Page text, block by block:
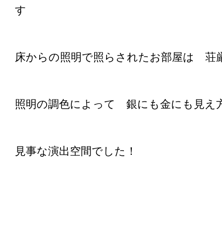
す
床からの照明で照らされたお部屋は 荘
照明の調色によって 銀にも金にも見え
見事な演出空間でした！